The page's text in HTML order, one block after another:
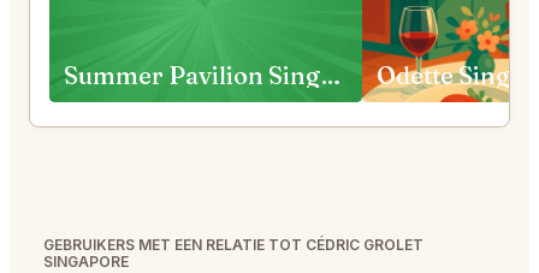
Summer Pavilion Singapore Odette
GEBRUIKERS MET EEN RELATIE TOT CÉDRIC GROLET
SINGAPORE